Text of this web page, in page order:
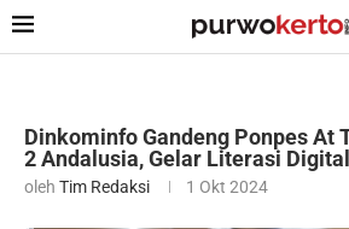
Dinkominfo Gandeng Ponpes At
2 Andalusia, Gelar Literasi
oleh Tim Redaksi 1 Okt 2024